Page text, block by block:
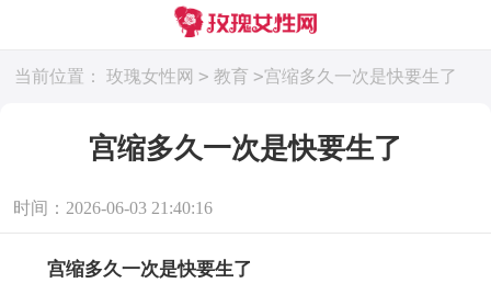
当前位置： 玫瑰女性网 > 教育 >宫缩多久一次是快要生了
宫缩多久一次是快要生了
时间：2026-06-03 21:40:16
宫缩多久一次是快要生了